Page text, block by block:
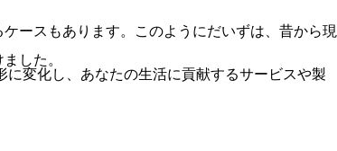
ースもあります。このようにだいずは、昔から現
した。
変化し、あなたの生活に貢献するサービスや製